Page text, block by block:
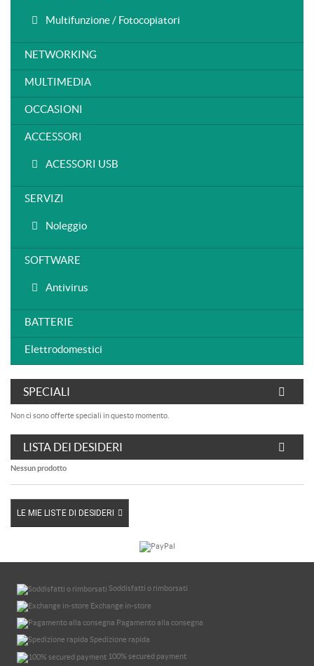
Multifunzione / Fotocopiatori
NETWORKING
MULTIMEDIA
OCCASIONI
ACCESSORI
ACESSORI USB
SERVIZI
Noleggio
SOFTWARE
Antivirus
BATTERIE
Elettrodomestici
SPECIALI
Non ci sono offerte speciali in questo momento.
LISTA DEI DESIDERI
Nessun prodotto
LE MIE LISTE DI DESIDERI
Soddisfatti o rimborsati
Exchange in-store
Pagamento alla consegna
Spedizione rapida
100% secured payment